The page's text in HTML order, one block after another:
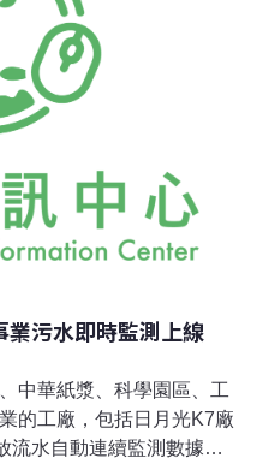
時廢水和污泥酸度太高，
避免損失，因此不是廠方
二審都應查清楚。二審認
「鹽酸溢流事件」而非
全判無罪，一審判罰日月
污水即時監測上線
中華紙漿、科學園區、工
的工廠，包括日月光K7廠
流水自動連續監測數據大